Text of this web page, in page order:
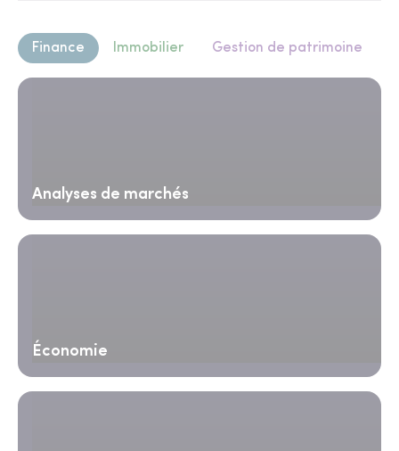
Finance Immobilier Gestion de patrimoine
Analyses de marchés
Économie